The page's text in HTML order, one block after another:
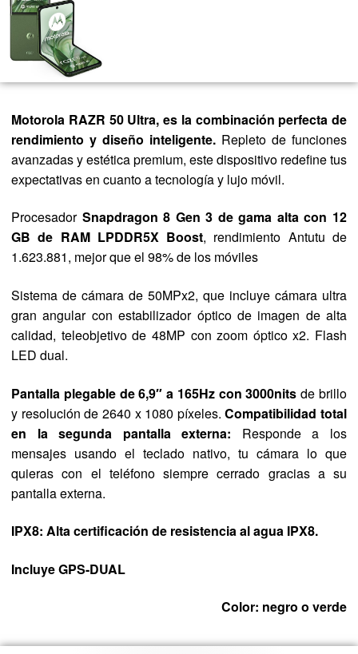
Motorola RAZR 50 Ultra, es la combinación perfecta de
rendimiento y diseño inteligente. Repleto de funciones
avanzadas y estética premium, este dispositivo redefine tus
expectativas en cuanto a tecnología y lujo móvil.
Procesador Snapdragon 8 Gen 3 de gama alta con 12
GB de RAM LPDDR5X Boost, rendimiento Antutu de
1.623.881, mejor que el 98% de los móviles
Sistema de cámara de 50MPx2, que incluye cámara ultra
gran angular con estabilizador óptico de imagen de alta
calidad, teleobjetivo de 48MP con zoom óptico x2. Flash
LED dual.
Pantalla plegable de 6,9″ a 165Hz con 3000nits de brillo
y resolución de 2640 x 1080 píxeles.Compatibilidad total
en la segunda pantalla externa: Responde a los
mensajes usando el teclado nativo, tu cámara lo que
quieras con el teléfono siempre cerrado gracias a su
pantalla externa.
IPX8: Alta certificación de resistencia al agua IPX8.
Incluye GPS-DUAL
Color: negro o verde